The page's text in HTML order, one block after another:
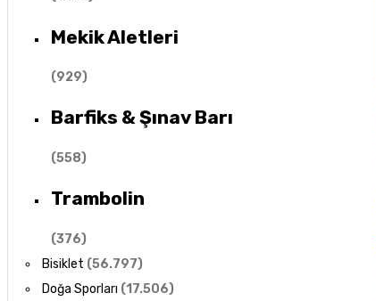
Mekik Aletleri
(929)
Barfiks & Şınav Barı
(558)
Trambolin
(376)
Bisiklet (56.797)
Doğa Sporları (17.506)